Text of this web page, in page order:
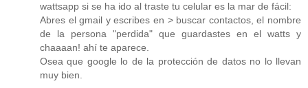
wattsapp si se ha ido al traste tu celular es la mar de fácil:
Abres el gmail y escribes en > buscar contactos, el nombre
de la persona "perdida" que guardastes en el watts y
chaaaan! ahí te aparece.
Osea que google lo de la protección de datos no lo llevan
muy bien.